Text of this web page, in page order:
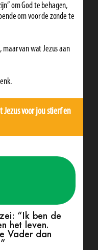
om God te behagen,
om voor de zonde te
van wat Jezus aan
voor jou stierf en
“Ik ben de
het leven.
Vader dan